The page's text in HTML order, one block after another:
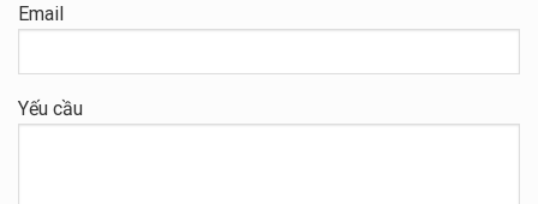
Email
Yếu cầu